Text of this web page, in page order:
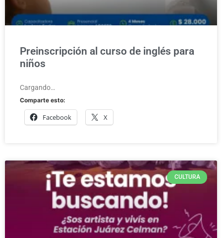
Preinscripción al curso de inglés para
niños
Cargando…
Comparte esto:
Facebook X
CULTURA